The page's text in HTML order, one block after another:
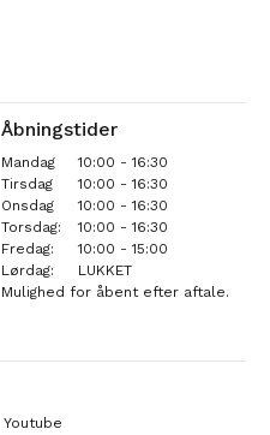
Åbningstider
Mandag
10:00 - 16:30
Tirsdag
10:00 - 16:30
Onsdag
10:00 - 16:30
Torsdag:
10:00 - 16:30
Fredag:
10:00 - 15:00
Lørdag:
LUKKET
Mulighed for åbent efter aftale.
Youtube